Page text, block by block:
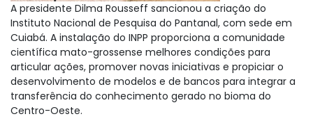
A presidente Dilma Rousseff sancionou a criação do
Instituto Nacional de Pesquisa do Pantanal, com sede em
Cuiabá. A instalação do INPP proporciona a comunidade
científica mato-grossense melhores condições para
articular ações, promover novas iniciativas e propiciar o
desenvolvimento de modelos e de bancos para integrar a
transferência do conhecimento gerado no bioma do
Centro-Oeste.